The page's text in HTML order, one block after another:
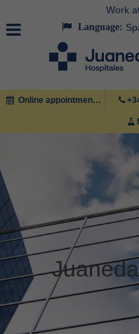
Work
Language:
Online appointment